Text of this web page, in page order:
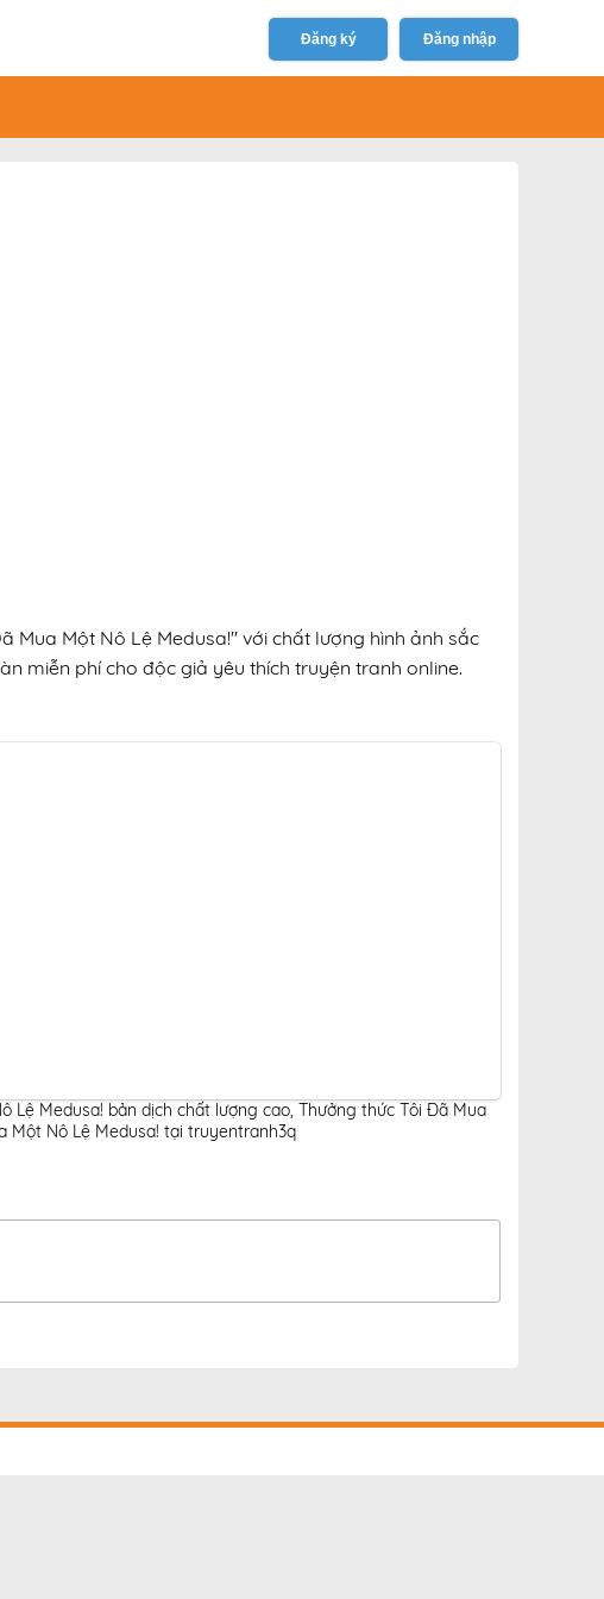
Đăng ký Đăng nhập
Một Nô Lệ Medusa!" với chất lượng hình ảnh sắc
miễn phí cho độc giả yêu thích truyện tranh online.
Lệ Medusa! bản dịch chất lượng cao, Thưởng thức Tôi Đã Mua
Một Nô Lệ Medusa! tại truyentranh3q